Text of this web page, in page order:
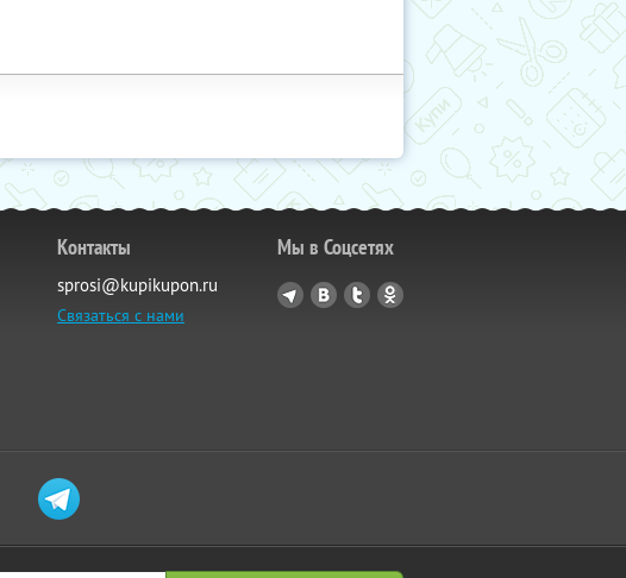
Контакты
sprosi@kupikupon.ru
Связаться с нами
Мы в Соцсетях